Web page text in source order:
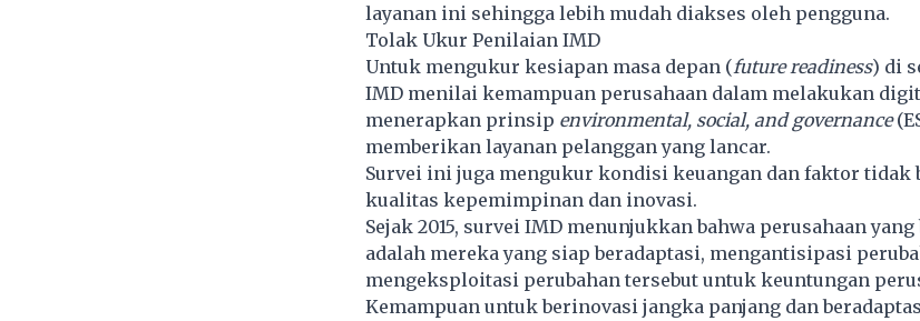
layanan ini sehingga lebih mudah diakses oleh pengguna.
Tolak Ukur Penilaian IMD
Untuk mengukur kesiapan masa depan (future readiness) di
IMD menilai kemampuan perusahaan dalam melakukan
menerapkan prinsip environmental, social, and governance
memberikan layanan pelanggan yang lancar.
Survei ini juga mengukur kondisi keuangan dan faktor tidak
kualitas kepemimpinan dan inovasi.
Sejak 2015, survei IMD menunjukkan bahwa perusahaan
adalah mereka yang siap beradaptasi, mengantisipasi
mengeksploitasi perubahan tersebut untuk keuntungan
Kemampuan untuk berinovasi jangka panjang dan